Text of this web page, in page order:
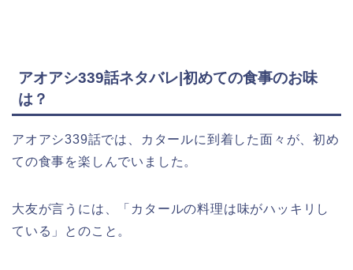
アオアシ339話ネタバレ|初めての食事のお味
は？
アオアシ339話では、カタールに到着した面々が、初め
ての食事を楽しんでいました。
大友が言うには、「カタールの料理は味がハッキリし
ている」とのこと。